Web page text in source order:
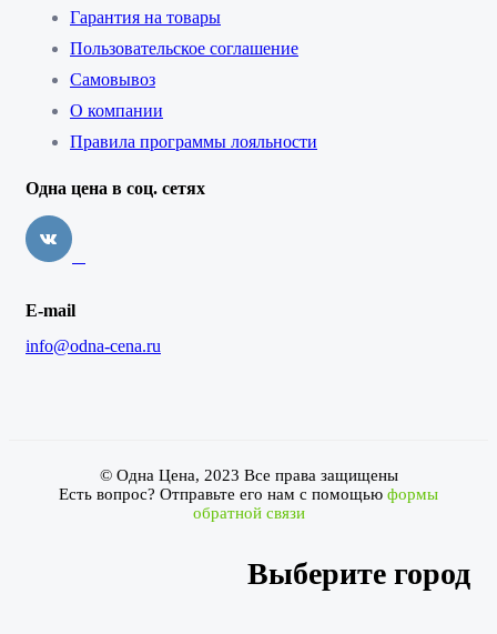
Гарантия на товары
Пользовательское соглашение
Самовывоз
О компании
Правила программы лояльности
Одна цена в соц. сетях
E-mail
info@odna-cena.ru
© Одна Цена, 2023 Все права защищены
Есть вопрос? Отправьте его нам с помощью формы
обратной связи
Выберите город